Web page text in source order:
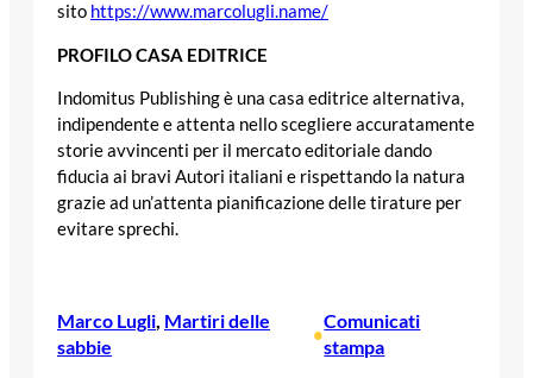
sito https://www.marcolugli.name/
PROFILO CASA EDITRICE
Indomitus Publishing è una casa editrice alternativa,
indipendente e attenta nello scegliere accuratamente
storie avvincenti per il mercato editoriale dando
fiducia ai bravi Autori italiani e rispettando la natura
grazie ad un’attenta pianificazione delle tirature per
evitare sprechi.
Marco Lugli, Martiri delle
sabbie
•
Comunicati
stampa